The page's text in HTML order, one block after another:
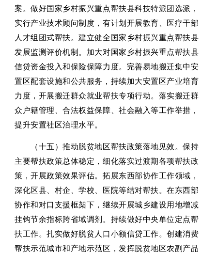
案。做好国家乡村振兴重点帮扶县科技特派团选派，
实行产业技术顾问制度，有计划开展教育、医疗干部
人才组团式帮扶。建立健全国家乡村振兴重点帮扶县
发展监测评价机制。加大对国家乡村振兴重点帮扶县
信贷资金投入和保险保障力度。完善易地搬迁集中安
置区配套设施和公共服务，持续加大安置区产业培育
力度，开展搬迁群众就业帮扶专项行动。落实搬迁群
众户籍管理、合法权益保障、社会融入等工作举措，
提升安置社区治理水平。
（十五）推动脱贫地区帮扶政策落地见效。保持
主要帮扶政策总体稳定，细化落实过渡期各项帮扶政
策，开展政策效果评估。拓展东西部协作工作领域，
深化区县、村企、学校、医院等结对帮扶。在东西部
协作和对口支援框架下，继续开展城乡建设用地增减
挂钩节余指标跨省域调剂。持续做好中央单位定点帮
扶工作。扎实做好脱贫人口小额信贷工作。创建消费
帮扶示范城市和产地示范区，发挥脱贫地区农副产品